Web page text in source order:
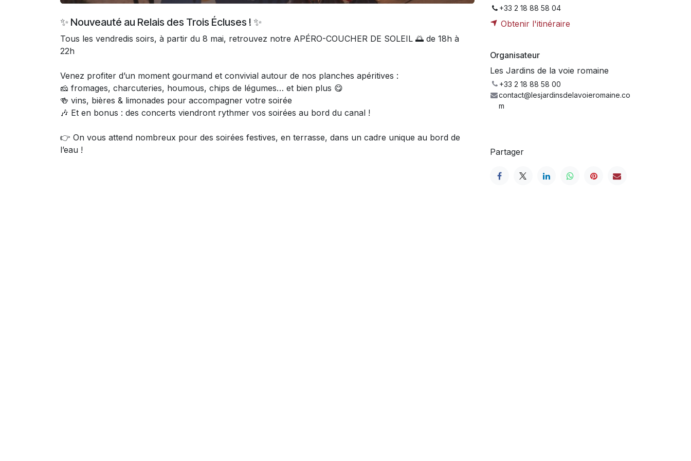
✨ Nouveauté au Relais des Trois Écluses ! ✨
Tous les vendredis soirs, à partir du 8 mai, retrouvez notre APÉRO-COUCHER DE SOLEIL 🌅 de 18h à
22h
Venez profiter d’un moment gourmand et convivial autour de nos planches apéritives :
🧀 fromages, charcuteries, houmous, chips de légumes… et bien plus 😋
🍻 vins, bières & limonades pour accompagner votre soirée
🎶 Et en bonus : des concerts viendront rythmer vos soirées au bord du canal !
👉 On vous attend nombreux pour des soirées festives, en terrasse, dans un cadre unique au bord de
l’eau !
+33 2 18 88 58 04
Obtenir l'itinéraire
Organisateur
Les Jardins de la voie romaine
+33 2 18 88 58 00
contact@lesjardinsdelavoieromaine.co
m
Partager